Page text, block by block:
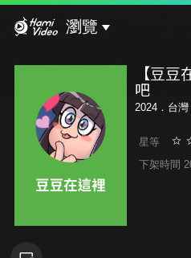
瀏覽
【豆
吧
2024．台灣
星等
下架時間